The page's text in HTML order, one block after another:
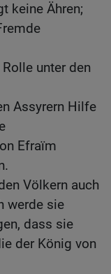
keine Ähren;
unter den
Assyrern Hilfe
Efraïm
Völkern auch
werde sie
dass sie
der König von